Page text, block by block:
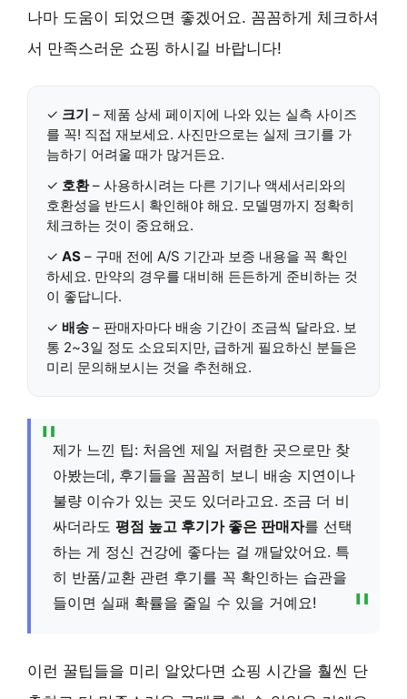
나마 도움이 되었으면 좋겠어요. 꼼꼼하게 체크하셔
서 만족스러운 쇼핑 하시길 바랍니다!
✓ 크기 – 제품 상세 페이지에 나와 있는 실측 사이즈
를 꼭! 직접 재보세요. 사진만으로는 실제 크기를 가
늠하기 어려울 때가 많거든요.
✓ 호환– 사용하시려는 다른 기기나 액세서리와의
호환성을 반드시 확인해야 해요. 모델명까지 정확히
체크하는 것이 중요해요.
✓ AS – 구매 전에 A/S 기간과 보증 내용을 꼭 확인
하세요. 만약의 경우를 대비해 든든하게 준비하는 것
이 좋답니다.
✓ 배송 – 판매자마다 배송 기간이 조금씩 달라요. 보
통 2~3일 정도 소요되지만, 급하게 필요하신 분들은
미리 문의해보시는 것을 추천해요.
제가 느낀 팁: 처음엔 제일 저렴한 곳으로만 찾
아봤는데, 후기들을 꼼꼼히 보니 배송 지연이나
불량 이슈가 있는 곳도 있더라고요. 조금 더 비
싸더라도 평점 높고 후기가 좋은 판매자를 선택
하는 게 정신 건강에 좋다는 걸 깨달았어요. 특
히 반품/교환 관련 후기를 꼭 확인하는 습관을
들이면 실패 확률을 줄일 수 있을 거예요!
이런 꿀팁들을 미리 알았다면 쇼핑 시간을 훨씬 단